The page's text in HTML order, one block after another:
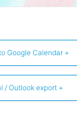
+ Add to Google Calendar
+ iCal / Outlook export